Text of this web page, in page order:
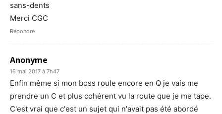
sans-dents
Merci CGC
Répondre
Anonyme
16 mai 2017 à 7h47
Enfin même si mon boss roule encore en Q je vais me
prendre un C et plus cohérent vu la route que je me tape.
C'est vrai que c'est un sujet qui n'avait pas été abordé